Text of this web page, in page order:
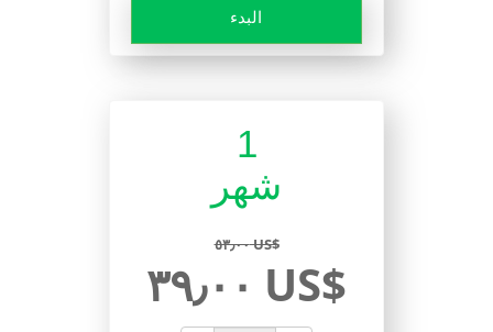
البدء
1
شهر
٥٣٫٠٠ US$
٣٩٫٠٠ US$